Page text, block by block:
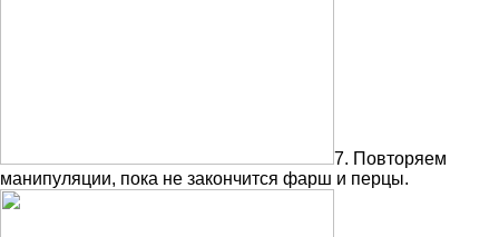
7. Повторяем
манипуляции, пока не закончится фарш и перцы.